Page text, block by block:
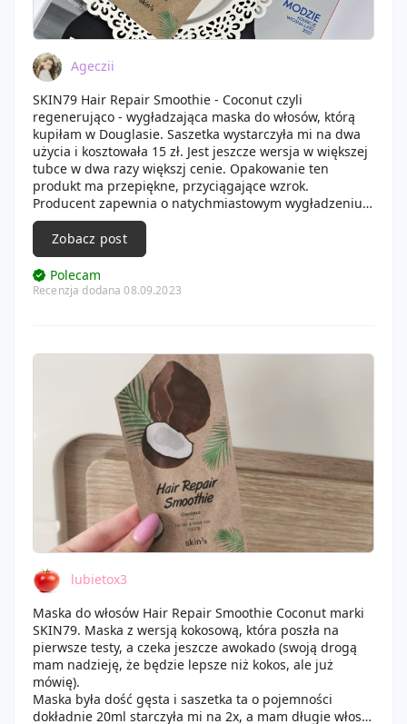
Ageczii
SKIN79 Hair Repair Smoothie - Coconut czyli
regenerująco - wygładzająca maska do włosów, którą
kupiłam w Douglasie. Saszetka wystarczyła mi na dwa
użycia i kosztowała 15 zł. Jest jeszcze wersja w większej
tubce w dwa razy większj cenie. Opakowanie ten
produkt ma przepiękne, przyciągające wzrok.
Producent zapewnia o natychmiastowym wygładzeniu,
regeneracji i nadania miękkości włosom zaraz po
użyciu. Maskę nałożyłam na włosy na ok. 20 minut. Była
gęsta, treściwa i ładnie pachnąca kokosem. Dodatkowo
użyłam czepka termicznego. Po zmyciu jej włosy były
sypkie, błyszczące i dobrze się rozczesywały. Co do
Zobacz post
Polecam
Recenzja dodana 08.09.2023
lubietox3
Maska do włosów Hair Repair Smoothie Coconut marki
SKIN79. Maska z wersją kokosową, która poszła na
pierwsze testy, a czeka jeszcze awokado (swoją drogą
mam nadzieję, że będzie lepsze niż kokos, ale już
mówię).
Maska była dość gęsta i saszetka ta o pojemności
dokładnie 20ml starczyła mi na 2x, a mam długie włosy,